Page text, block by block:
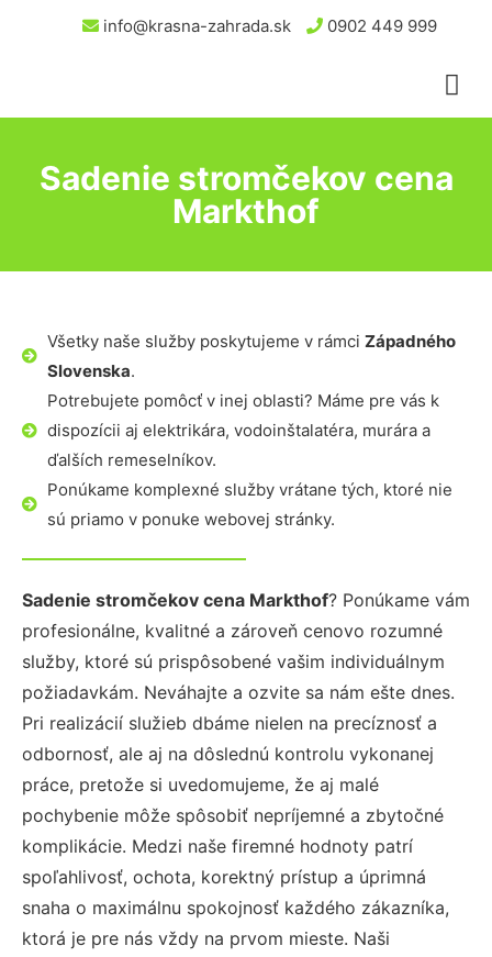
info@krasna-zahrada.sk 0902 449 999
Sadenie stromčekov cena
Markthof
Všetky naše služby poskytujeme v rámci Západného
Slovenska.
Potrebujete pomôcť v inej oblasti? Máme pre vás k
dispozícii aj elektrikára, vodoinštalatéra, murára a
ďalších remeselníkov.
Ponúkame komplexné služby vrátane tých, ktoré nie
sú priamo v ponuke webovej stránky.
Sadenie stromčekov cena Markthof? Ponúkame vám
profesionálne, kvalitné a zároveň cenovo rozumné
služby, ktoré sú prispôsobené vašim individuálnym
požiadavkám. Neváhajte a ozvite sa nám ešte dnes.
Pri realizácií služieb dbáme nielen na precíznosť a
odbornosť, ale aj na dôslednú kontrolu vykonanej
práce, pretože si uvedomujeme, že aj malé
pochybenie môže spôsobiť nepríjemné a zbytočné
komplikácie. Medzi naše firemné hodnoty patrí
spoľahlivosť, ochota, korektný prístup a úprimná
snaha o maximálnu spokojnosť každého zákazníka,
ktorá je pre nás vždy na prvom mieste. Naši